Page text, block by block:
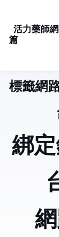
活力藥師
篇
標籤: 網路